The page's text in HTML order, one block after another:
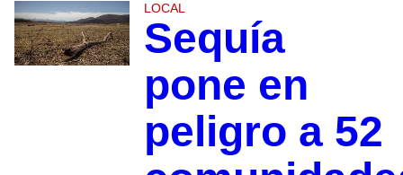
LOCAL
Sequía
pone en
peligro a 52